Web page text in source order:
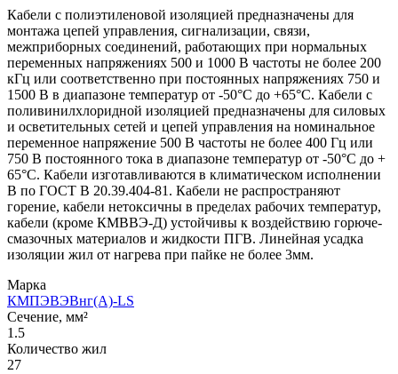
Кабели с полиэтиленовой изоляцией предназначены для
монтажа цепей управления, сигнализации, связи,
межприборных соединений, работающих при нормальных
переменных напряжениях 500 и 1000 В частоты не более 200
кГц или соответственно при постоянных напряжениях 750 и
1500 В в диапазоне температур от -50°С до +65°С. Кабели с
поливинилхлоридной изоляцией предназначены для силовых
и осветительных сетей и цепей управления на номинальное
переменное напряжение 500 В частоты не более 400 Гц или
750 В постоянного тока в диапазоне температур от -50°С до +
65°С. Кабели изготавливаются в климатическом исполнении
В по ГОСТ В 20.39.404-81. Кабели не распространяют
горение, кабели нетоксичны в пределах рабочих температур,
кабели (кроме КМВВЭ-Д) устойчивы к воздействию горюче-
смазочных материалов и жидкости ПГВ. Линейная усадка
изоляции жил от нагрева при пайке не более 3мм.
Марка
КМПЭВЭВнг(А)-LS
Сечение, мм²
1.5
Количество жил
27